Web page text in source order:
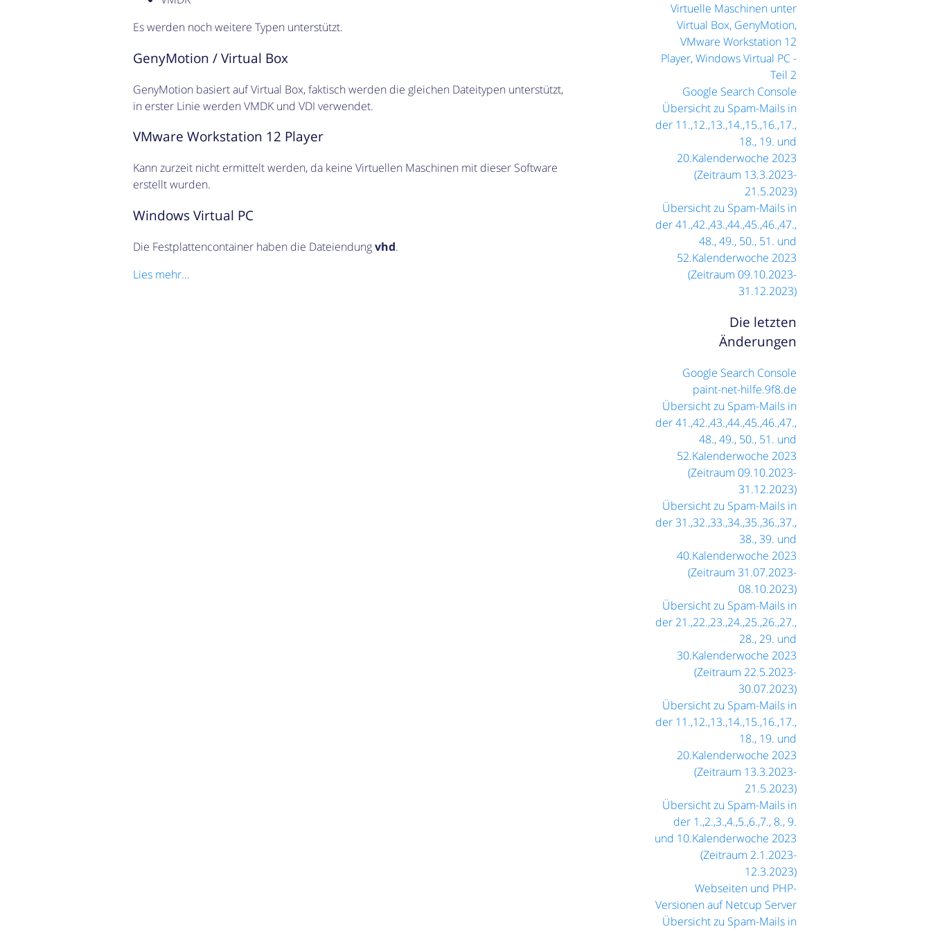
Es werden noch weitere Typen unterstützt.
GenyMotion / Virtual Box
GenyMotion basiert auf Virtual Box, faktisch werden die gleichen Dateitypen unterstützt,
in erster Linie werden VMDK und VDI verwendet.
VMware Workstation 12 Player
Kann zurzeit nicht ermittelt werden, da keine Virtuellen Maschinen mit dieser Software
erstellt wurden.
Windows Virtual PC
Die Festplattencontainer haben die Dateiendungvhd.
Lies mehr…
Virtuelle Maschinen unter
Virtual Box, GenyMotion,
VMware Workstation 12
Player, Windows Virtual PC -
Teil 2
Google Search Console
Übersicht zu Spam-Mails in
der 11.,12.,13.,14.,15.,16.,17.,
18., 19. und
20.Kalenderwoche 2023
(Zeitraum 13.3.2023-
21.5.2023)
Übersicht zu Spam-Mails in
der 41.,42.,43.,44.,45.,46.,47.,
48., 49., 50., 51. und
52.Kalenderwoche 2023
(Zeitraum 09.10.2023-
31.12.2023)
Die letzten
Änderungen
Google Search Console
paint-net-hilfe.9f8.de
Übersicht zu Spam-Mails in
der 41.,42.,43.,44.,45.,46.,47.,
48., 49., 50., 51. und
52.Kalenderwoche 2023
(Zeitraum 09.10.2023-
31.12.2023)
Übersicht zu Spam-Mails in
der 31.,32.,33.,34.,35.,36.,37.,
38., 39. und
40.Kalenderwoche 2023
(Zeitraum 31.07.2023-
08.10.2023)
Übersicht zu Spam-Mails in
der 21.,22.,23.,24.,25.,26.,27.,
28., 29. und
30.Kalenderwoche 2023
(Zeitraum 22.5.2023-
30.07.2023)
Übersicht zu Spam-Mails in
der 11.,12.,13.,14.,15.,16.,17.,
18., 19. und
20.Kalenderwoche 2023
(Zeitraum 13.3.2023-
21.5.2023)
Übersicht zu Spam-Mails in
der 1.,2.,3.,4.,5.,6.,7., 8., 9.
und 10.Kalenderwoche 2023
(Zeitraum 2.1.2023-
12.3.2023)
Webseiten und PHP-
Versionen auf Netcup Server
Übersicht zu Spam-Mails in